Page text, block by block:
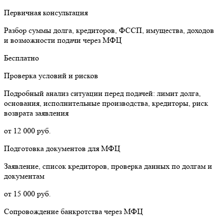
Первичная консультация
Разбор суммы долга, кредиторов, ФССП, имущества, доходов
и возможности подачи через МФЦ
Бесплатно
Проверка условий и рисков
Подробный анализ ситуации перед подачей: лимит долга,
основания, исполнительные производства, кредиторы, риск
возврата заявления
от 12 000 руб.
Подготовка документов для МФЦ
Заявление, список кредиторов, проверка данных по долгам и
документам
от 15 000 руб.
Сопровождение банкротства через МФЦ